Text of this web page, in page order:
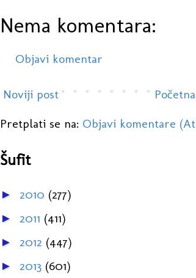
Nema komentara:
Objavi komentar
Noviji post
Pretplati se na: Objavi komentare
Šufit
► 2010 (277)
► 2011 (411)
► 2012 (447)
► 2013 (601)